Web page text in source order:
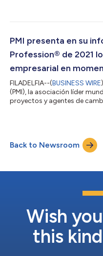
Peter Drucker Society
entre profesionales de la
interesadas. Su...
PMI presenta en su
Profession® de 2021
empresarial en
FILADELFIA--(BUSINESS WIRE
(PMI), la asociación líder
proyectos y agentes de
organizaciones pudieron
de los proyectos que
cumplió los objetivos or...
Back to Newsroom
Wish
this